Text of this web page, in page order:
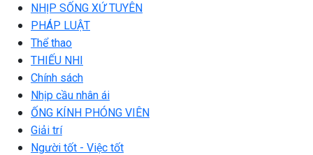
NHỊP SỐNG XỨ TUYÊN
PHÁP LUẬT
Thể thao
THIẾU NHI
Chính sách
Nhịp cầu nhân ái
ỐNG KÍNH PHÓNG VIÊN
Giải trí
Người tốt - Việc tốt